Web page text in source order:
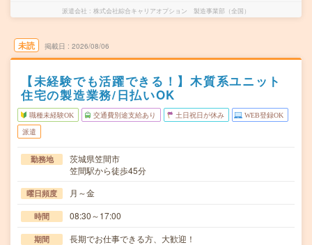
派遣会社 株式会社綜合キャリアオプション 製造事業部（全国）
未読 掲載日 2026/08/06
【未経験でも活躍できる！】木質系ユニット
住宅の製造業務/日払いOK
職種未経験OK 交通費別途支給あり 土日祝日が休み WEB登録OK
派遣
勤務地
茨城県笠間市
笠間駅から徒歩45分
曜日頻度 月～金
時間 08:30～17:00
期間 長期でお仕事できる方、大歓迎！